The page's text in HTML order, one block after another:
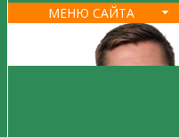
МЕНЮ САЙТА